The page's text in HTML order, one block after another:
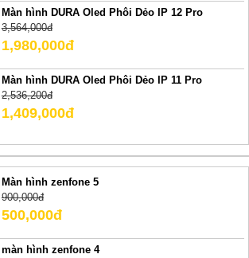
Màn hình DURA Oled Phôi Dẻo IP 12 Pro
3,564,000đ
1,980,000đ
Màn hình DURA Oled Phôi Dẻo IP 11 Pro
2,536,200đ
1,409,000đ
Màn hình zenfone 5
900,000đ
500,000đ
màn hình zenfone 4